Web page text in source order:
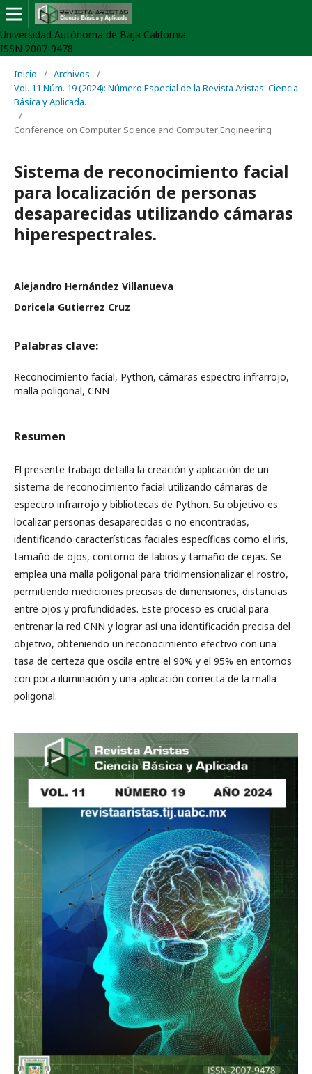
Universidad Autónoma de Baja California
ISSN 2007-9478
Inicio / Archivos
/
Vol. 11 Núm. 19 (2024): Número Especial de la Revista Aristas: Ciencia
Básica y Aplicada.
/
Conference on Computer Science and Computer Engineering
Sistema de reconocimiento facial
para localización de personas
desaparecidas utilizando cámaras
hiperespectrales.
Alejandro Hernández Villanueva
Doricela Gutierrez Cruz
Palabras clave:
Reconocimiento facial, Python, cámaras espectro infrarrojo,
malla poligonal, CNN
Resumen
El presente trabajo detalla la creación y aplicación de un
sistema de reconocimiento facial utilizando cámaras de
espectro infrarrojo y bibliotecas de Python. Su objetivo es
localizar personas desaparecidas o no encontradas,
identificando características faciales específicas como el iris,
tamaño de ojos, contorno de labios y tamaño de cejas. Se
emplea una malla poligonal para tridimensionalizar el rostro,
permitiendo mediciones precisas de dimensiones, distancias
entre ojos y profundidades. Este proceso es crucial para
entrenar la red CNN y lograr así una identificación precisa del
objetivo, obteniendo un reconocimiento efectivo con una
tasa de certeza que oscila entre el 90% y el 95% en entornos
con poca iluminación y una aplicación correcta de la malla
poligonal.